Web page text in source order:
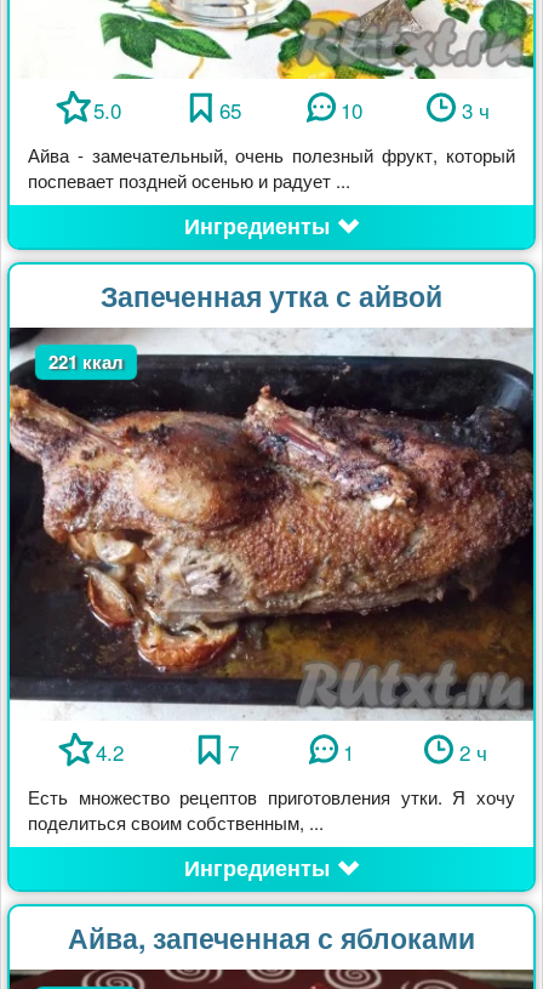
5.0 65 10 3 ч
Айва - замечательный, очень полезный фрукт, который
поспевает поздней осенью и радует ...
Ингредиенты
Запеченная утка с айвой
221 ккал
4.2 7 1 2 ч
Есть множество рецептов приготовления утки. Я хочу
поделиться своим собственным, ...
Ингредиенты
Айва, запеченная с яблоками